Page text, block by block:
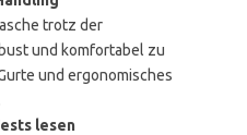
trotz der
und komfortabel zu
und ergonomisches
lesen